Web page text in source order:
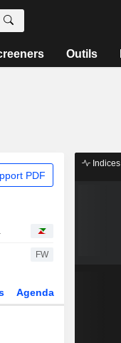
Outils
PDF
2026
FW
Agenda
Indices